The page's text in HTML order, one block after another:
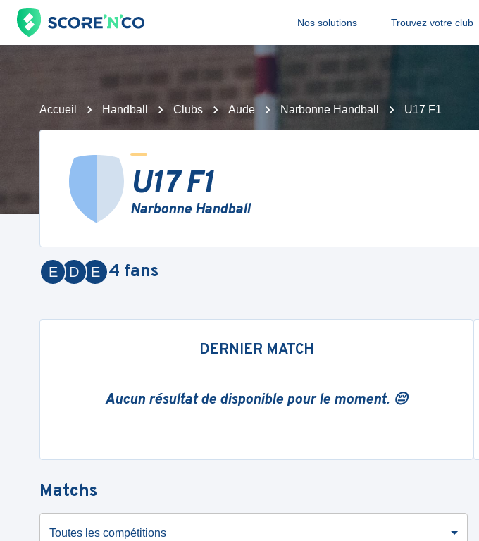
Nos solutions Trouvez votre club
Accueil Handball Clubs Aude Narbonne Handball U17 F1
U17 F1
Narbonne Handball
E
D
E 4 fans
DERNIER MATCH
Aucun résultat de disponible pour le moment. 😔
Matchs
Toutes les compétitions